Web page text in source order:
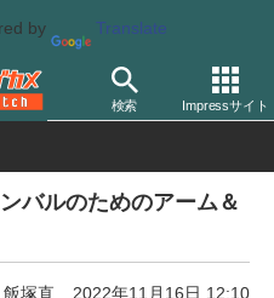
by Translate
検索 Impressサイト
バルのためのアーム＆
飯塚直 2022年11月16日 12:10